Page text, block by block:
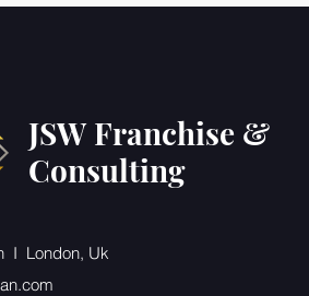
JSW Franchise &
Consulting
I London, Uk